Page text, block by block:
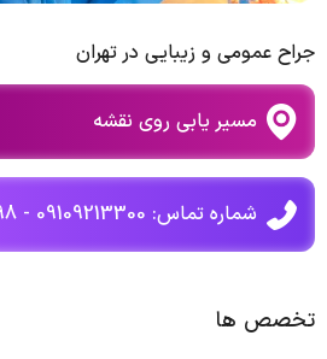
جراح عمومی و زیبایی در تهران
مسیر یابی روی نقشه
شماره تماس: 09109213300 - 02133790898
تخصص ها